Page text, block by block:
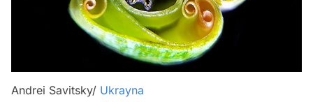
Andrei Savitsky/ Ukrayna